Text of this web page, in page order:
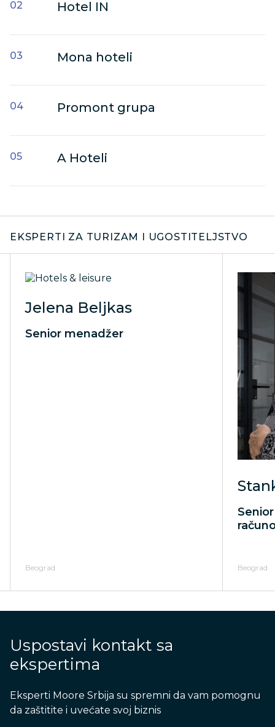
Hotel IN
Mona hoteli
Promont grupa
A Hoteli
EKSPERTI ZA TURIZAM I UGOSTITELJSTVO
Jelena Beljkas
Senior menadžer
Beograd Beograd
Uspostavi kontakt sa
ekspertima
Eksperti Moore Srbija su spremni da vam pomognu
da zaštitite i uvećate svoj biznis